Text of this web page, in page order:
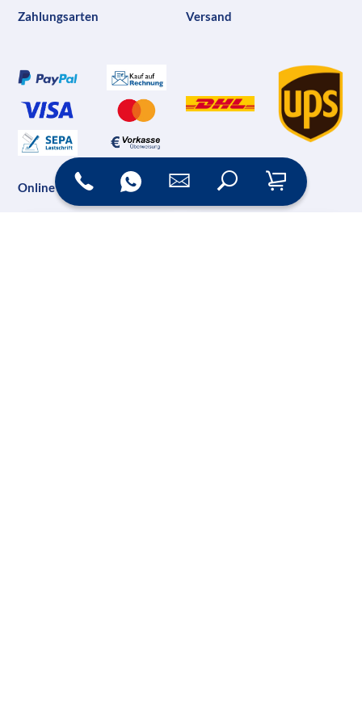
Zahlungsarten Versand
Online Shop